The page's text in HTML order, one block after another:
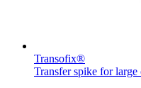
Transofix®
Transfer spike for large